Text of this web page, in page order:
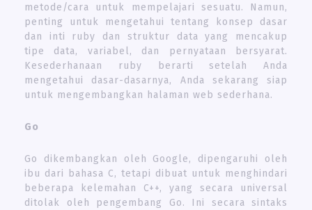
metode/cara untuk mempelajari sesuatu. Namun,
penting untuk mengetahui tentang konsep dasar
dan inti ruby ​​​​dan struktur data yang mencakup
tipe data, variabel, dan pernyataan bersyarat.
Kesederhanaan ruby ​​​​berarti setelah Anda
mengetahui dasar-dasarnya, Anda sekarang siap
untuk mengembangkan halaman web sederhana.
Go
Go dikembangkan oleh Google, dipengaruhi oleh
ibu dari bahasa C, tetapi dibuat untuk menghindari
beberapa kelemahan C++, yang secara universal
ditolak oleh pengembang Go. Ini secara sintaks